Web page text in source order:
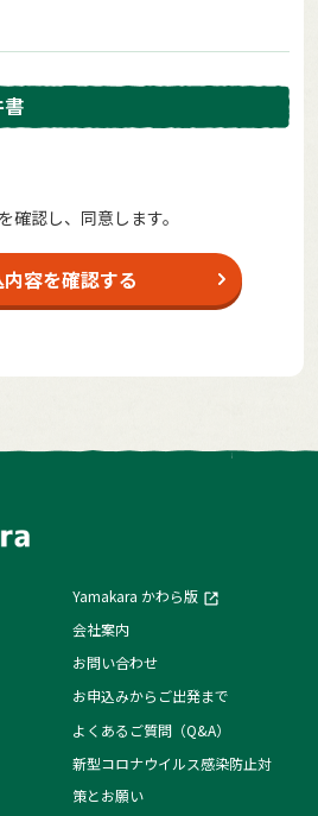
確認し、同意します。
容を確認する
Yamakara かわら版
会社案内
お問い合わせ
お申込みからご出発まで
よくあるご質問（Q&A）
新型コロナウイルス感染防止対
策とお願い